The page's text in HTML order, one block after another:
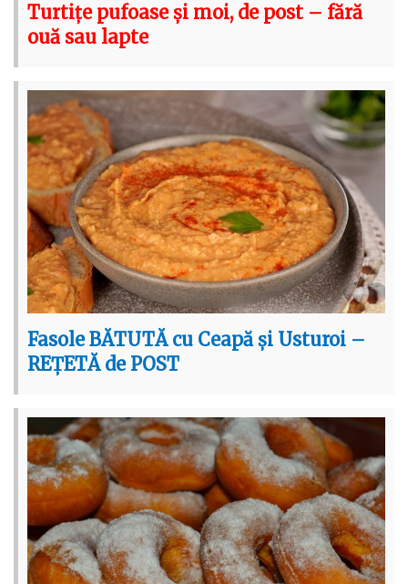
Turtițe pufoase și moi, de post – fără
ouă sau lapte
Fasole BĂTUTĂ cu Ceapă și Usturoi –
REȚETĂ de POST